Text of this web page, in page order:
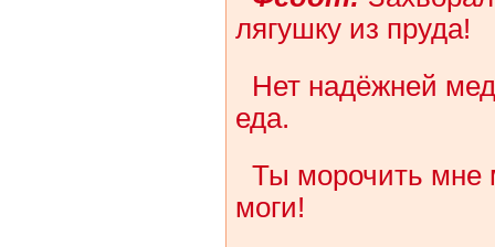
лягушку из пруда!
Нет надёжней
еда.
Ты морочить мне
моги!